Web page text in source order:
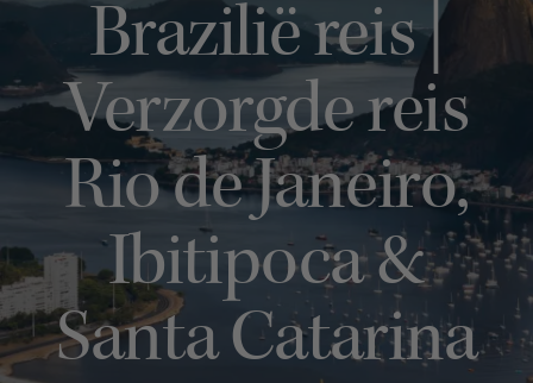
Brazilië reis |
Verzorgde reis
Rio de Janeiro,
Ibitipoca &
Santa Catarina